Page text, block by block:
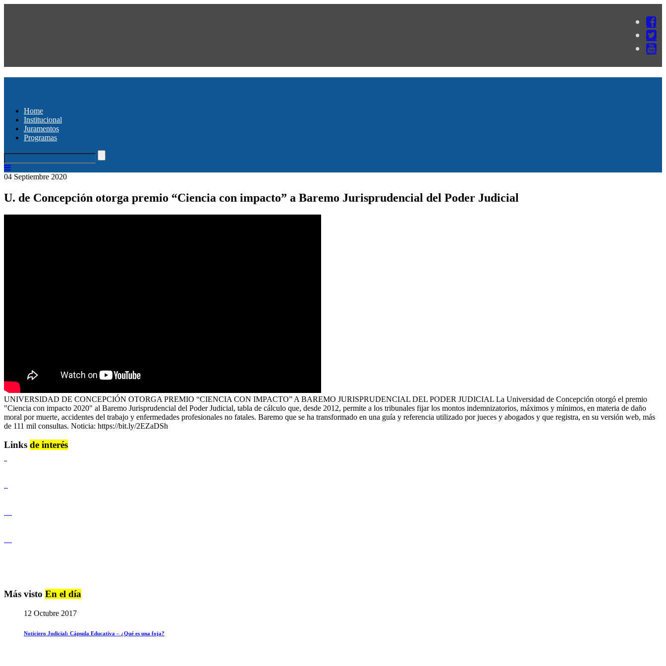
Home
Institucional
Juramentos
Programas
04 Septiembre 2020
U. de Concepción otorga premio “Ciencia con impacto” a Baremo Jurisprudencial del Poder Judicial
UNIVERSIDAD DE CONCEPCIÓN OTORGA PREMIO “CIENCIA CON IMPACTO” A BAREMO JURISPRUDENCIAL DEL PODER JUDICIAL La Universidad de Concepción otorgó el premio
"Ciencia con impacto 2020" al Baremo Jurisprudencial del Poder Judicial, tabla de cálculo que, desde 2012, permite a los tribunales fijar los montos indemnizatorios, máximos y mínimos, en materia de daño
moral por muerte, accidentes del trabajo y enfermedades profesionales no fatales. Baremo que se ha transformado en una guía y referencia utilizado por jueces y abogados y que registra, en su versión web, más
de 111 mil consultas. Noticia: https://bit.ly/2EZaDSh
Links de interés
Más visto En el día
12 Octubre 2017
Noticiero Judicial: Cápsula Educativa – ¿Qué es una foja?